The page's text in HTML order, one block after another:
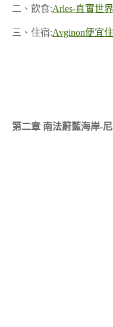
二、飲食:Arles-真實世
三、住宿:Avginon便宜
第二章 南法蔚藍海岸-